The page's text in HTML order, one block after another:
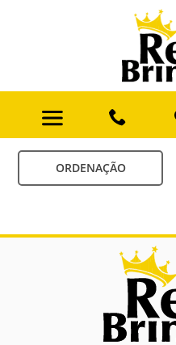
ORDENAÇÃO